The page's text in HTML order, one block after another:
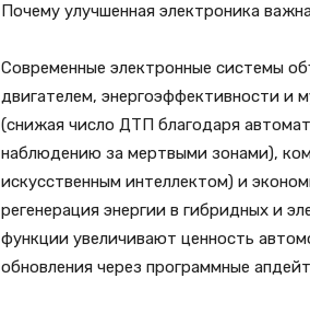
Почему улучшенная электроника
Современные электронные системы
двигателем, энергоэффективности и
(снижая число ДТП благодаря
наблюдению за мертвыми зонами),
искусственным интеллектом) и
регенерация энергии в гибридных и
функции увеличивают ценность
обновления через программные